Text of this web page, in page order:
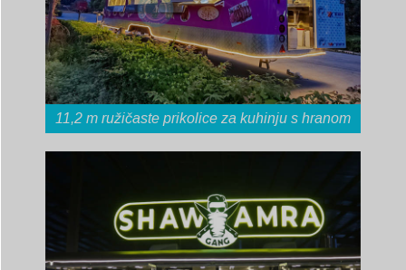
11,2 m ružičaste prikolice za kuhinju s hranom